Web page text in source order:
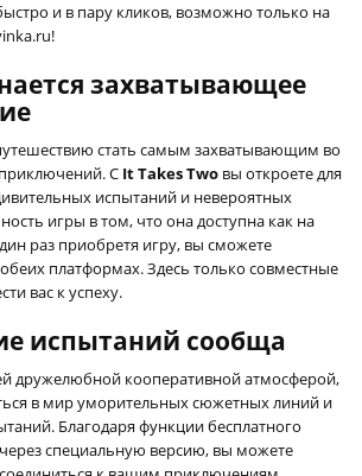
и в пару кликов, возможно только на
захватывающее
стать самым захватывающим во
С It Takes Two вы откроете для
испытаний и невероятных
игры в том, что она доступна как на
раз приобретя игру, вы сможете
платформах. Здесь только совместные
вас к успеху.
испытаний сообща
дружелюбной кооперативной атмосферой,
в мир уморительных сюжетных линий и
Благодаря функции бесплатного
специальную версию, вы можете